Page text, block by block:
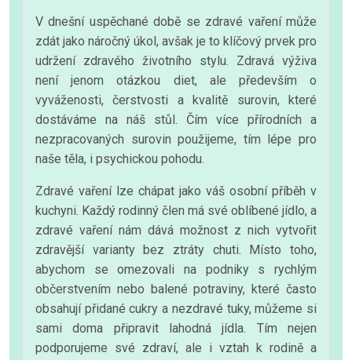
V dnešní uspěchané době se zdravé vaření může
zdát jako náročný úkol, avšak je to klíčový prvek pro
udržení zdravého životního stylu. Zdravá výživa
není jenom otázkou diet, ale především o
vyváženosti, čerstvosti a kvalitě surovin, které
dostáváme na náš stůl. Čím více přírodních a
nezpracovaných surovin použijeme, tím lépe pro
naše těla, i psychickou pohodu.
Zdravé vaření lze chápat jako váš osobní příběh v
kuchyni. Každý rodinný člen má své oblíbené jídlo, a
zdravé vaření nám dává možnost z nich vytvořit
zdravější varianty bez ztráty chuti. Místo toho,
abychom se omezovali na podniky s rychlým
občerstvením nebo balené potraviny, které často
obsahují přidané cukry a nezdravé tuky, můžeme si
sami doma připravit lahodná jídla. Tím nejen
podporujeme své zdraví, ale i vztah k rodině a